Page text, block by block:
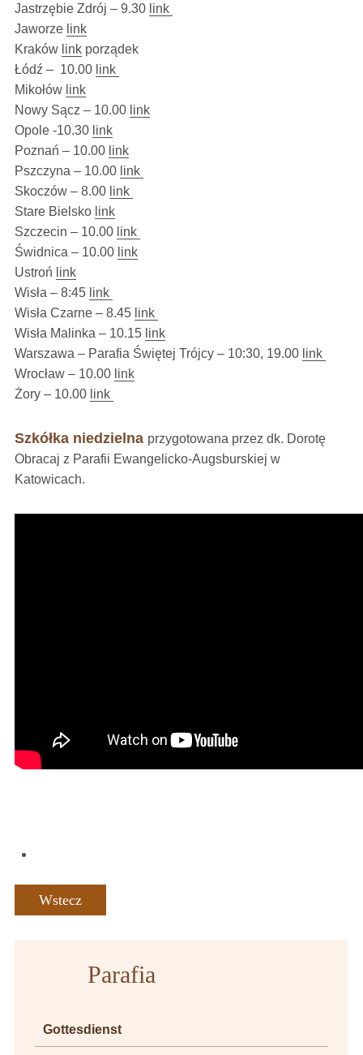
Jastrzębie Zdrój – 9.30 link
Jaworze link
Kraków linkporządek
Łódź – 10.00 link
Mikołów link
Nowy Sącz – 10.00 link
Opole -10.30 link
Poznań – 10.00 link
Pszczyna – 10.00 link
Skoczów – 8.00 link
Stare Bielsko link
Szczecin – 10.00 link
Świdnica – 10.00 link
Ustroń link
Wisła – 8:45 link
Wisła Czarne – 8.45 link
Wisła Malinka – 10.15 link
Warszawa – Parafia Świętej Trójcy – 10:30, 19.00 link
Wrocław – 10.00 link
Żory – 10.00 link
Szkółka niedzielna przygotowana przez dk. Dorotę
Obracaj z Parafii Ewangelicko-Augsburskiej w
Katowicach.
Wstecz
Parafia
Gottesdienst